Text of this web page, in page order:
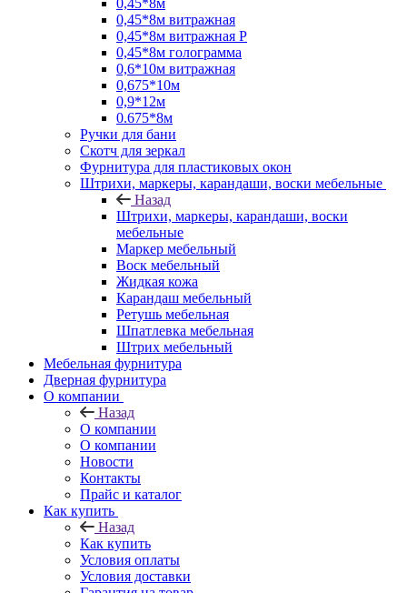
0,45*8м
0,45*8м витражная
0,45*8м витражная Р
0,45*8м голограмма
0,6*10м витражная
0,675*10м
0,9*12м
0.675*8м
Ручки для бани
Скотч для зеркал
Фурнитура для пластиковых окон
Штрихи, маркеры, карандаши, воски мебельные
Назад
Штрихи, маркеры, карандаши, воски
мебельные
Маркер мебельный
Воск мебельный
Жидкая кожа
Карандаш мебельный
Ретушь мебельная
Шпатлевка мебельная
Штрих мебельный
Мебельная фурнитура
Дверная фурнитура
О компании
Назад
О компании
О компании
Новости
Контакты
Прайс и каталог
Как купить
Назад
Как купить
Условия оплаты
Условия доставки